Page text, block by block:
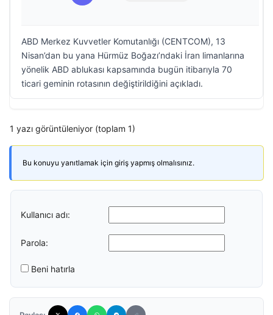
ABD Merkez Kuvvetler Komutanlığı (CENTCOM), 13
Nisan’dan bu yana Hürmüz Boğazı’ndaki İran limanlarına
yönelik ABD ablukası kapsamında bugün itibarıyla 70
ticari geminin rotasının değiştirildiğini açıkladı.
1 yazı görüntüleniyor (toplam 1)
Bu konuyu yanıtlamak için giriş yapmış olmalısınız.
Kullanıcı adı:
Parola:
Beni hatırla